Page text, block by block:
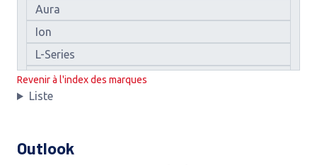
Revenir à l'index des marques
Liste
Outlook